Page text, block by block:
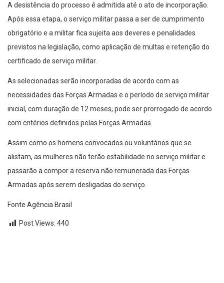
A desistência do processo é admitida até o ato de incorporação.
Após essa etapa, o serviço militar passa a ser de cumprimento
obrigatório e a militar fica sujeita aos deveres e penalidades
previstos na legislação, como aplicação de multas e retenção do
certificado de serviço militar.
As selecionadas serão incorporadas de acordo com as
necessidades das Forças Armadas e o período de serviço militar
inicial, com duração de 12 meses, pode ser prorrogado de acordo
com critérios definidos pelas Forças Armadas.
Assim como os homens convocados ou voluntários que se
alistam, as mulheres não terão estabilidade no serviço militar e
passarão a compor a reserva não remunerada das Forças
Armadas após serem desligadas do serviço.
Fonte Agência Brasil
Post Views: 440